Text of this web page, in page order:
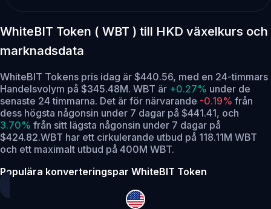
WhiteBIT Token ( WBT ) till HKD växelkurs och
marknadsdata
WhiteBIT Tokens pris idag är $440.56, med en 24-timmars
Handelsvolym på $345.48M. WBT är +0.27% under de
senaste 24 timmarna. Det är för närvarande -0.19% från
dess högsta någonsin under 7 dagar på $441.41, och
3.70% från sitt lägsta någonsin under 7 dagar på
$424.82.WBT har ett cirkulerande utbud på 118.11M WBT
och ett maximalt utbud på 400M WBT.
Populära konverteringspar WhiteBIT Token